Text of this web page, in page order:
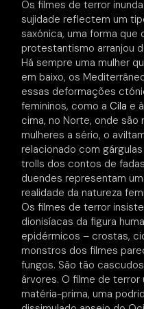
Os filmes de terror
sujidade reflectem um
saxónica, uma forma que
protestantismo arranjou
Há sempre uma mulher
em baixo, os
essas deformações
femininos, como aCila e
cima, no Norte, onde
mulheres a sério, o
relacionado com
trolls dos contos de
duendes representam
realidade da natureza
Os filmes de terror
dionisíacas da figura
epidérmicos – crostas,
monstros dos filmes
fungos. São tão
árvores. O filme de
matéria-prima, uma